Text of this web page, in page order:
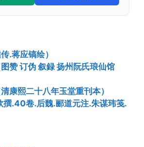
.蒋应镐绘）
赞 订伪 叙録 扬州阮氏琅仙馆
康熙二十八年玉堂重刊本）
撰.40卷.后魏.郦道元注.朱谋玮笺.